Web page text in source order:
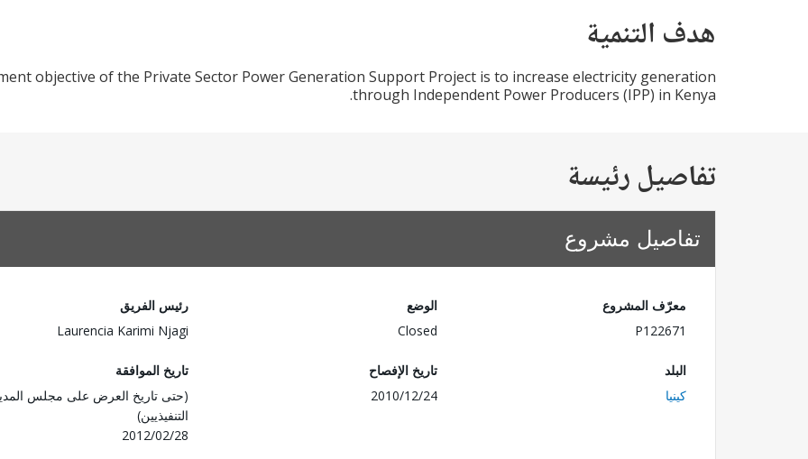
هدف التنمية
objective of the Private Sector Power Generation Support Project is to increase electricity generation
through Independent Power Producers (IPP) in Kenya.
تفاصيل رئيسة
تفاصيل مشروع
معرّف المشروع
P122671
الوضع
Closed
رئيس الفريق
Laurencia Karimi Njagi
البلد
كينيا
تاريخ الإفصاح
2010/12/24
تاريخ الموافقة
(حتى تاريخ العرض على مجلس
التنفيذيين)
2012/02/28